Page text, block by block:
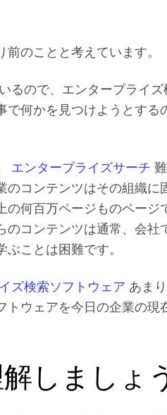
のことと考えています。
るので、エンタープライ
で何かを見つけようとす
エンタープライズサーチ
のコンテンツはその組織に
の何百万ページものペー
のコンテンツは通常、会社
ことは困難です。
ズ検索ソフトウェア あま
トウェアを今日の企業の現
しましょ